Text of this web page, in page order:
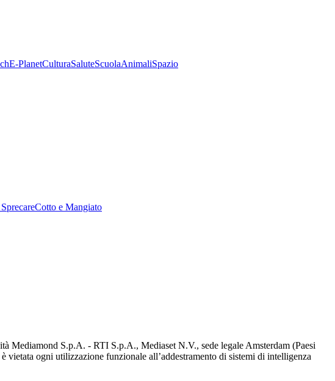
E-PlanetCulturaSaluteScuolaAnimaliSpazio
Cotto e Mangiato
S.p.A. - RTI S.p.A., Mediaset N.V., sede legale Amsterdam (Paesi
vietata ogni utilizzazione funzionale all’addestramento di sistemi di intelligenza